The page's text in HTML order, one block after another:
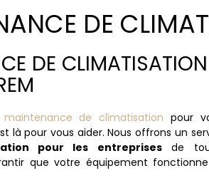
DE
DE
maintenance de climatisation pour
là pour vous aider. Nous offrons un
pour les entreprisesde
que votre équipement